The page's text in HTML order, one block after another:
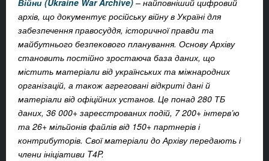
Війни (Ukraine War Archive) – найповніший цифровий
архів, що документує російську війну в Україні для
забезпечення правосуддя, історичної правди та
майбутнього безпекового планування. Основу Архіву
становить постійно зростаюча база даних, що
містить матеріали від українських та міжнародних
організацій, а також агреговані відкриті дані й
матеріали від офіційних установ. Це понад 280 ТБ
даних, 36 000+ зареєстрованих подій, 7 200+ інтерв’ю
та 26+ мільйонів файлів від 150+ партнерів і
контрибуторів. Свої матеріали до Архіву передають і
члени ініціативи T4P.